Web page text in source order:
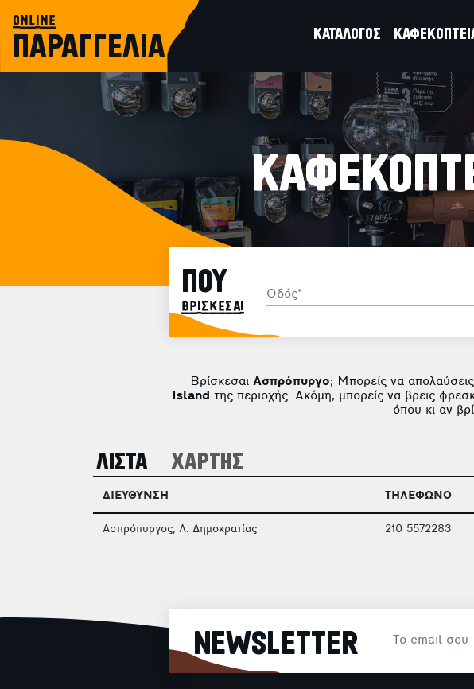
online
ΠΑΡΑΓΓΕΛΙΑ ΚΑΤΑΛΟΓΟΣ
ΠΟΥ
βρίσκεσαι
Βρίσκεσαι Ασπρόπυργο; Μπορείς να
Island της περιοχής. Ακόμη, μπορείς να βρεις
όπου κι αν
ΛΙΣΤΑ ΧΑΡΤΗΣ
ΔΙΕΥΘΥΝΣΗ ΤΗΛΕΦΩΝΟ
Ασπρόπυργος, Λ. Δημοκρατίας 210 5572283
NEWSLETTER